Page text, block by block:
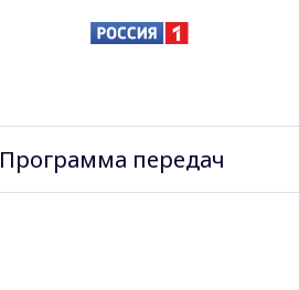
Программа передач